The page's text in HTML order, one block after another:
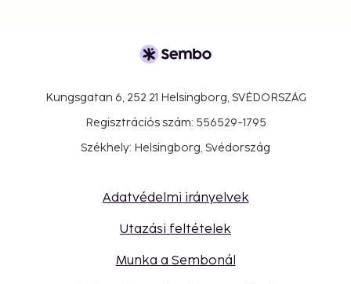
Kungsgatan 6, 252 21 Helsingborg, SVÉDORSZÁG
Regisztrációs szám: 556529-1795
Székhely: Helsingborg, Svédország
Adatvédelmi irányelvek
Utazási feltételek
Munka a Sembonál